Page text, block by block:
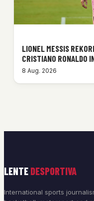
LIONEL MESSIS
CRISTIANO RONALDO
8 Aug. 2026
LENTE DESPORTIVA
International sports